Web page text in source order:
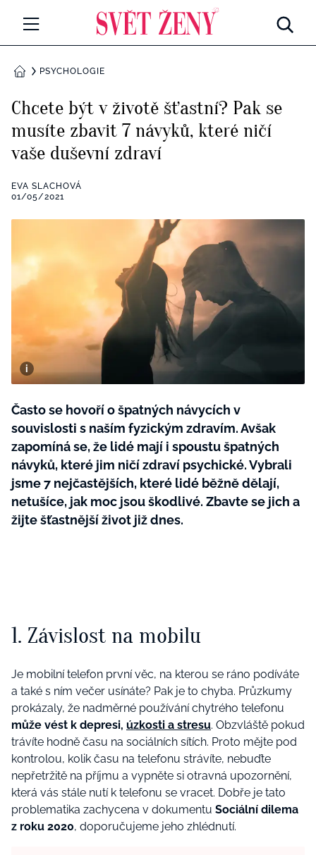
Všechny kategorie
Rozhovory
RETROHUBKY
Všechny kategorie
Seberozvoj
Životní styl
Všechny kategorie
BYDLENÍ
Všechny kategorie
Tvoření
Rady a tipy
BurdaMedia
SVĚT ŽENY - 599 KČ
ROČNÍ PŘEDPLATNÉ SVĚT ŽENY +
DOMŮPSYCHOLOGIE
Chcete být v životě šťastní? Pak se
musíte zbavit 7 návyků, které ničí
vaše duševní zdraví
EVA SLACHOVÁ
01/05/2021
Často se hovoří o špatných návycích v
souvislosti s naším fyzickým zdravím. Avšak
zapomíná se, že lidé mají i spoustu špatných
návyků, které jim ničí zdraví psychické. Vybrali
jsme 7 nejčastějších, které lidé běžně dělají,
netušíce, jak moc jsou škodlivé. Zbavte se jich a
žijte šťastnější život již dnes.
1. Závislost na mobilu
Je mobilní telefon první věc, na kterou se ráno podíváte
a také s ním večer usínáte? Pak je to chyba. Průzkumy
prokázaly, že nadměrné používání chytrého telefonu
může vést k depresi, úzkosti a stresu. Obzvláště pokud
trávíte hodně času na sociálních sítích. Proto mějte pod
kontrolou, kolik času na telefonu strávíte, nebuďte
nepřetržitě na příjmu a vypněte si otravná upozornění,
která vás stále nutí k telefonu se vracet. Dobře je tato
problematika zachycena v dokumentu Sociální dilema
z roku 2020, doporučujeme jeho zhlédnutí.